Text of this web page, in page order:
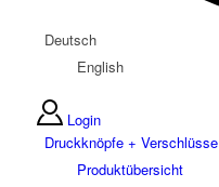
Deutsch
English
Login
Druckknöpfe + Verschlüsse
Produktübersicht